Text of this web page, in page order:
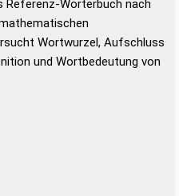
Referenz-Wörterbuch nach
Wortwurzel, Aufschluss
und Wortbedeutung von